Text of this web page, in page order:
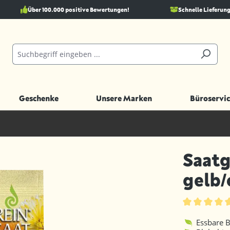
Über 100.000 positive Bewertungen! Schnelle
Geschenke Unsere Marken
gelb/
Essbare